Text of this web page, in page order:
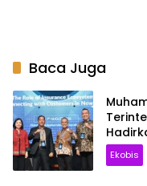
Baca Juga
Ekobis